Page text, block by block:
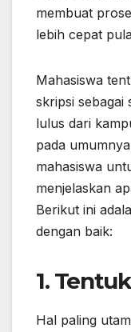
membuat
lebih cepat
Mahasiswa
skripsi sebagai
lulus dari
pada
mahasiswa
menjelaskan
Berikut ini
dengan baik:
1.
Hal paling